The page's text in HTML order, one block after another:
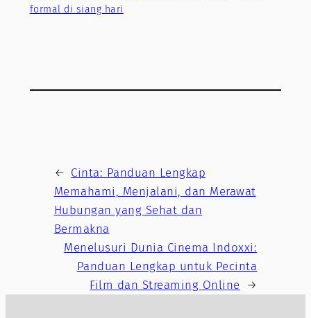
formal di siang hari
← Cinta: Panduan Lengkap
Memahami, Menjalani, dan Merawat
Hubungan yang Sehat dan
Bermakna
Menelusuri Dunia Cinema Indoxxi:
Panduan Lengkap untuk Pecinta
Film dan Streaming Online
→